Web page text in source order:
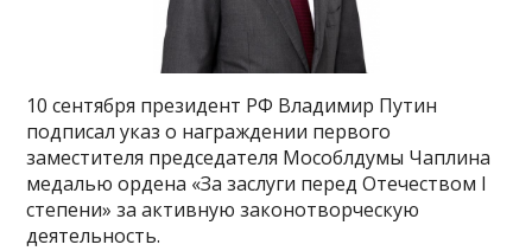
10 сентября президент РФ Владимир Путин
подписал указ о награждении первого
заместителя председателя Мособлдумы Чаплина
медалью ордена «За заслуги перед Отечеством I
степени» за активную законотворческую
деятельность.